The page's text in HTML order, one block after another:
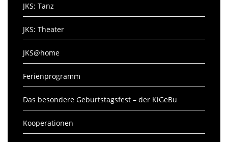
JKS: Tanz
JKS: Theater
JKS@home
Ferienprogramm
Das besondere Geburtstagsfest – der KiGeBu
Kooperationen